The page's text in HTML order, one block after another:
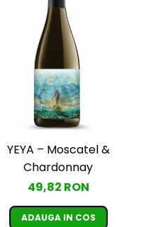
YEYA – Moscatel &
Chardonnay
49,82 RON
ADAUGA IN COS